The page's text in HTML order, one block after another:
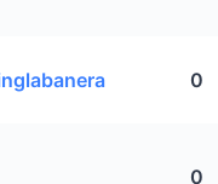
0
0